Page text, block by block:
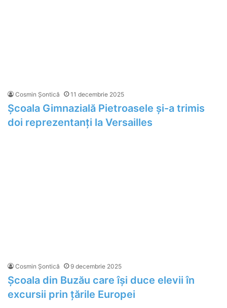
Cosmin Șontică 11 decembrie 2025
Școala Gimnazială Pietroasele și-a trimis
doi reprezentanți la Versailles
Cosmin Șontică 9 decembrie 2025
Școala din Buzău care își duce elevii în
excursii prin țările Europei